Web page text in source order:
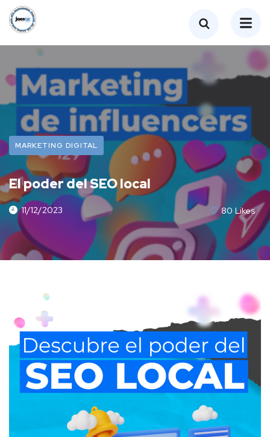
MARKETING DIGITAL
El poder del SEO local
11/12/2023 80 Likes